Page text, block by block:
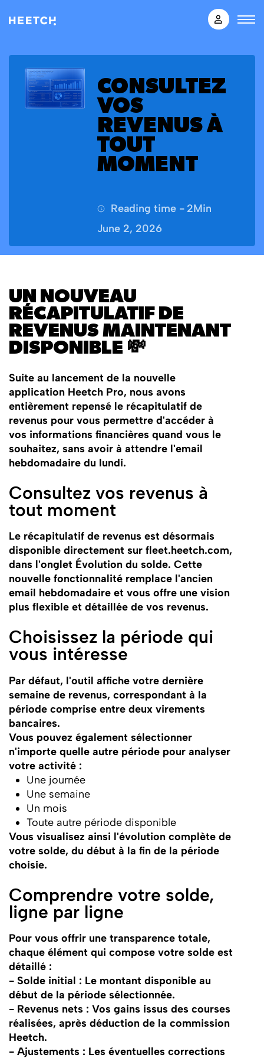
CONSULTEZ
VOS
REVENUS À
TOUT
MOMENT
Reading time - 2Min
June 2, 2026
UN NOUVEAU
RÉCAPITULATIF DE
REVENUS MAINTENANT
DISPONIBLE 💸
Suite au lancement de la nouvelle
application Heetch Pro, nous avons
entièrement repensé le récapitulatif de
revenus pour vous permettre d'accéder à
vos informations financières quand vous le
souhaitez, sans avoir à attendre l'email
hebdomadaire du lundi.
Consultez vos revenus à
tout moment
Le récapitulatif de revenus est désormais
disponible directement sur fleet.heetch.com,
dans l'onglet Évolution du solde. Cette
nouvelle fonctionnalité remplace l'ancien
email hebdomadaire et vous offre une vision
plus flexible et détaillée de vos revenus.
Choisissez la période qui
vous intéresse
Par défaut, l'outil affiche votre dernière
semaine de revenus, correspondant à la
période comprise entre deux virements
bancaires.
Vous pouvez également sélectionner
n'importe quelle autre période pour analyser
votre activité :
Une journée
Une semaine
Un mois
Toute autre période disponible
Vous visualisez ainsi l'évolution complète de
votre solde, du début à la fin de la période
choisie.
Comprendre votre solde,
ligne par ligne
Pour vous offrir une transparence totale,
chaque élément qui compose votre solde est
détaillé :
- Solde initial : Le montant disponible au
début de la période sélectionnée.
- Revenus nets : Vos gains issus des courses
réalisées, après déduction de la commission
Heetch.
- Ajustements : Les éventuelles corrections